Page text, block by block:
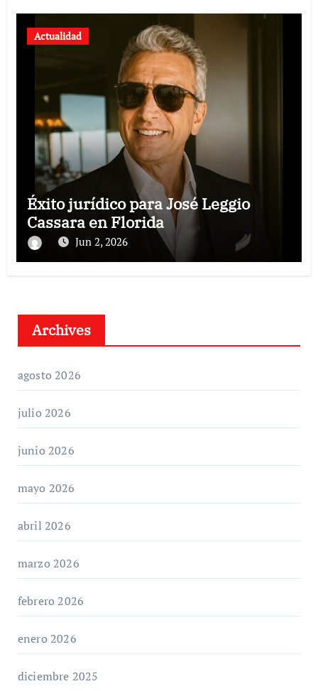
Actualidad
Éxito jurídico para José Leggio
Cassara en Florida
Jun 2, 2026
Archives
agosto 2026
julio 2026
junio 2026
mayo 2026
abril 2026
marzo 2026
febrero 2026
enero 2026
diciembre 2025